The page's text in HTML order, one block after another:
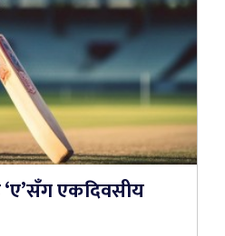
‘ए’सँग एकदिवसीय